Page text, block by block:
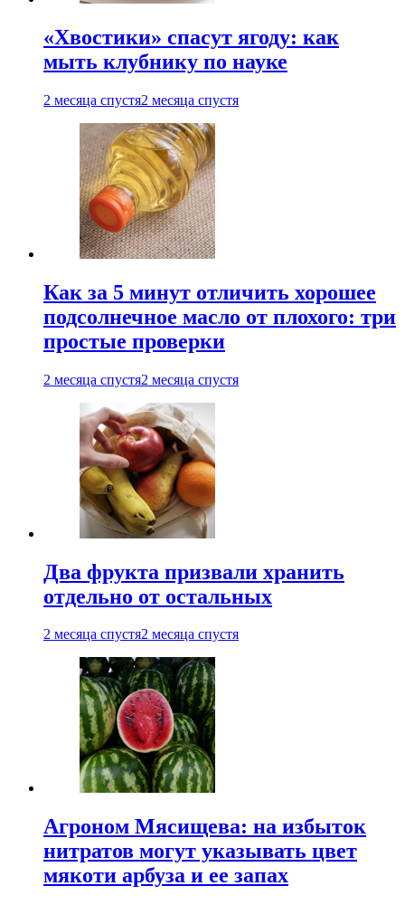
«Хвостики» спасут ягоду: как
мыть клубнику по науке
2 месяца спустя2 месяца спустя
Как за 5 минут отличить хорошее
подсолнечное масло от плохого: три
простые проверки
2 месяца спустя2 месяца спустя
Два фрукта призвали хранить
отдельно от остальных
2 месяца спустя2 месяца спустя
Агроном Мясищева: на избыток
нитратов могут указывать цвет
мякоти арбуза и ее запах